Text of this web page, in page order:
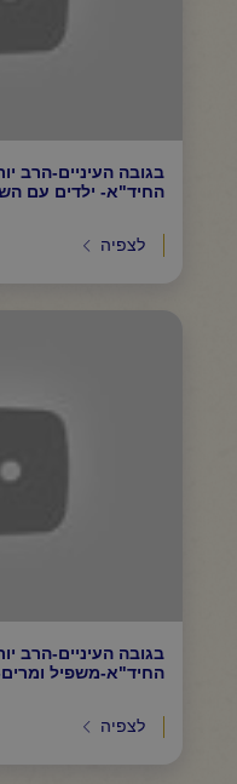
בגובה העיניים-הרב
החיד"א- ילדים עם
לצפיה
בגובה העיניים-הרב
החיד"א-משפיל
לצפיה